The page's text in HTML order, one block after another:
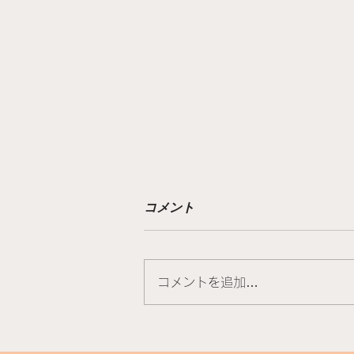
コメント
コメントを追加…